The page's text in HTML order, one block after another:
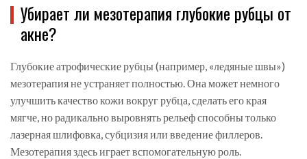
Убирает ли мезотерапия глубокие рубцы от
акне?
Глубокие атрофические рубцы (например, «ледяные швы»)
мезотерапия не устраняет полностью. Она может немного
улучшить качество кожи вокруг рубца, сделать его края
мягче, но радикально выровнять рельеф способны только
лазерная шлифовка, субцизия или введение филлеров.
Мезотерапия здесь играет вспомогательную роль.